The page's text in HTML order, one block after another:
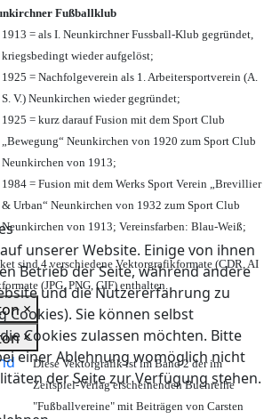
unserer Website. Einige von ihnen
Betrieb der Seite, während andere
und die Nutzererfahrung zu
Cookies). Sie können selbst
Cookies zulassen möchten. Bitte
einer Ablehnung womöglich nicht
der Seite zur Verfügung stehen.
Fußballklub
1913 = als I. Neunkirchner Fussball-Klub gegründet,
kriegsbedingt wieder aufgelöst;
1925 = Nachfolgeverein als 1. Arbeitersportverein (A.
S. V.) Neunkirchen wieder gegründet;
1925 = kurz darauf Fusion mit dem Sport Club
„Bewegung“ Neunkirchen von 1920 zum Sport Club
Neunkirchen von 1913;
1984 = Fusion mit dem Werks Sport Verein „Brevillier
& Urban“ Neunkirchen von 1932 zum Sport Club
Neunkirchen von 1913; Vereinsfarben: Blau-Weiß;
sind 4 verschiedene Vektorgrafikformate (CDR, AI
(JPG, PNG, GIF) enthalten.
×
×
Diese Vektorgrafik ist im Band 2 der im
Zeitspiel-Verlag erscheinenden Buchreihe
"Fußballvereine" mit Beiträgen von Carsten